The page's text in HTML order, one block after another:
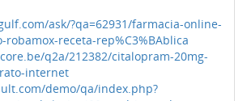
ask/?qa=62931/farmacia-online-
receta-rep%C3%BAblica
q2a/212382/citalopram-20mg-
internet
demo/qa/index.php?